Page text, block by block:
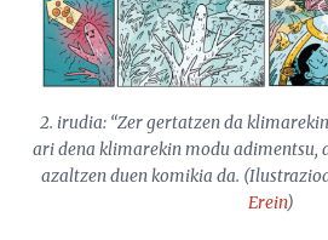
2. irudia: “Zer gertatzen da
ari dena klimarekin modu adimentsu,
azaltzen duen komikia da.
Erein)